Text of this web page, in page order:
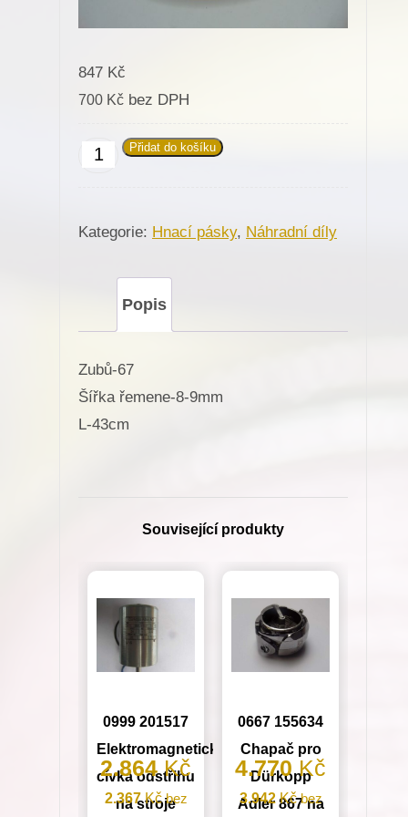
847 Kč
700 Kč bez DPH
Hnací
003009
Přidat do košíku
Kategorie: Hnací pásky, Náhradní díly
Popis
Zubů-67
Šířka řemene-8-9mm
L-43cm
Související produkty
0999 201517
Elektromagnetická
cívka odstřihu
na stroje
2.864Kč
2.367Kčbez
0667 155634
Chapač pro
Dürkopp
Adler 867 na
4.770Kč
3.942Kčbez